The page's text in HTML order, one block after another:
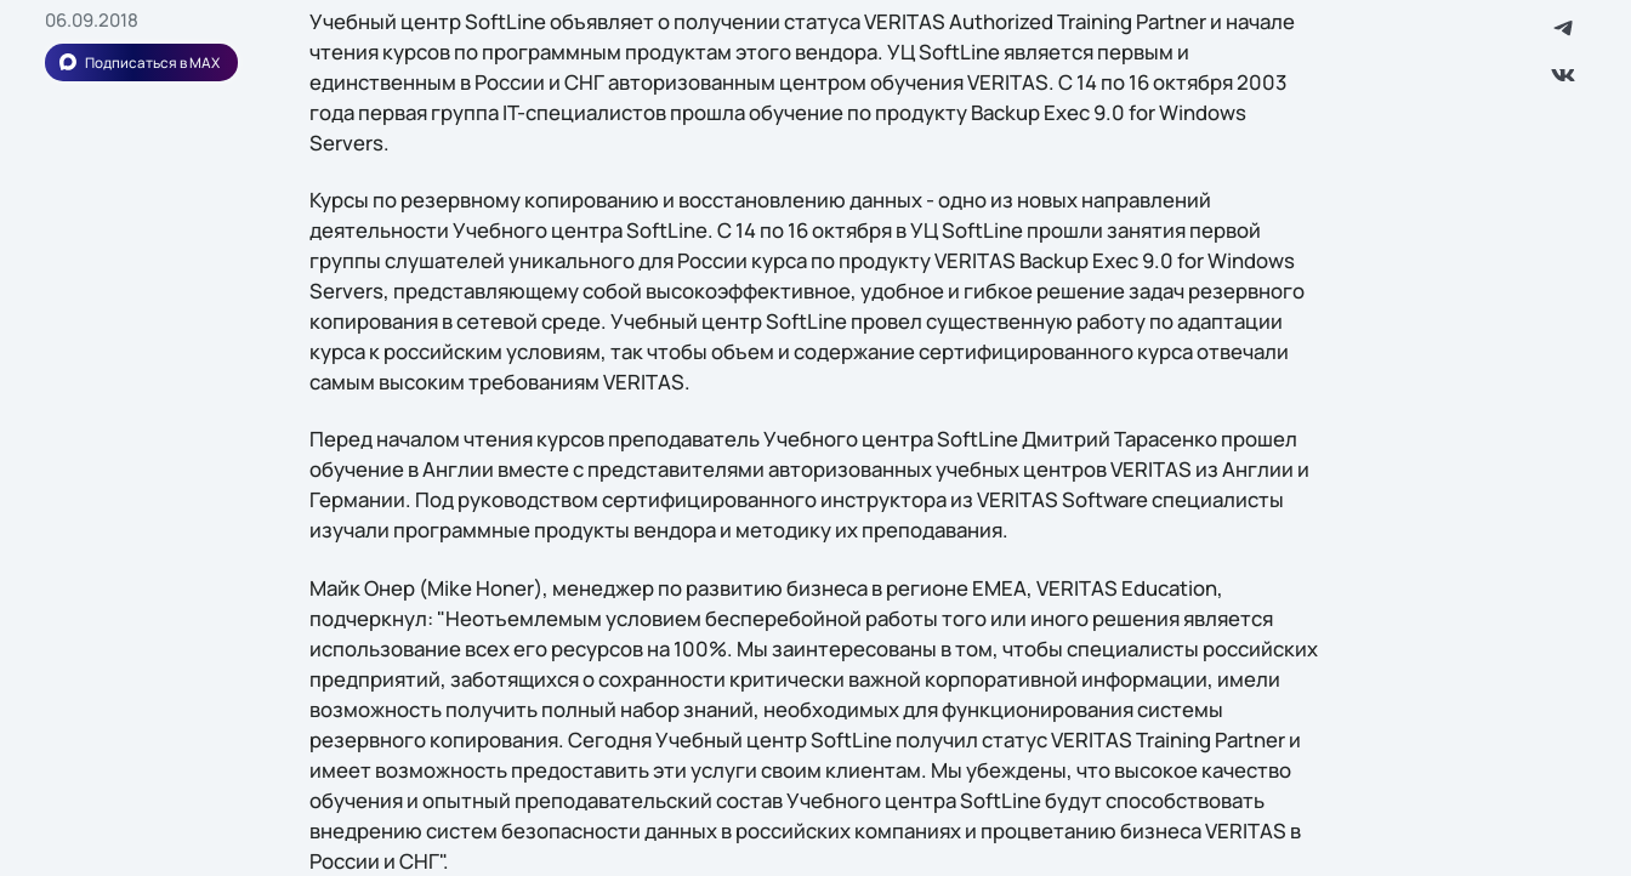
06.09.2018
Подписаться в MAX
Учебный центр SoftLine объявляет о получении статуса VERITAS Authorized Training Partner и начале
чтения курсов по программным продуктам этого вендора. УЦ SoftLine является первым и
единственным в России и СНГ авторизованным центром обучения VERITAS. С 14 по 16 октября 2003
года первая группа IT-специалистов прошла обучение по продукту Backup Exec 9.0 for Windows
Servers.
Курсы по резервному копированию и восстановлению данных - одно из новых направлений
деятельности Учебного центра SoftLine. С 14 по 16 октября в УЦ SoftLine прошли занятия первой
группы слушателей уникального для России курса по продукту VERITAS Backup Exec 9.0 for Windows
Servers, представляющему собой высокоэффективное, удобное и гибкое решение задач резервного
копирования в сетевой среде. Учебный центр SoftLine провел существенную работу по адаптации
курса к российским условиям, так чтобы объем и содержание сертифицированного курса отвечали
самым высоким требованиям VERITAS.
Перед началом чтения курсов преподаватель Учебного центра SoftLine Дмитрий Тарасенко прошел
обучение в Англии вместе с представителями авторизованных учебных центров VERITAS из Англии и
Германии. Под руководством сертифицированного инструктора из VERITAS Software специалисты
изучали программные продукты вендора и методику их преподавания.
Майк Онер (Mike Honer), менеджер по развитию бизнеса в регионе EMEA, VERITAS Education,
подчеркнул: "Неотъемлемым условием бесперебойной работы того или иного решения является
использование всех его ресурсов на 100%. Мы заинтересованы в том, чтобы специалисты российских
предприятий, заботящихся о сохранности критически важной корпоративной информации, имели
возможность получить полный набор знаний, необходимых для функционирования системы
резервного копирования. Сегодня Учебный центр SoftLine получил статус VERITAS Training Partner и
имеет возможность предоставить эти услуги своим клиентам. Мы убеждены, что высокое качество
обучения и опытный преподавательский состав Учебного центра SoftLine будут способствовать
внедрению систем безопасности данных в российских компаниях и процветанию бизнеса VERITAS в
России и СНГ".